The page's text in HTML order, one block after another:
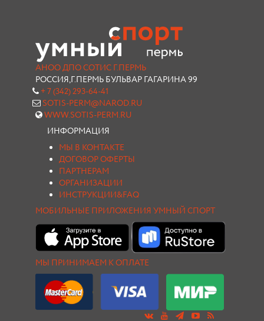
АНОО ДПО СОТИС Г.ПЕРМЬ
РОССИЯ,Г.ПЕРМЬ БУЛЬВАР ГАГАРИНА 99
+ 7 (342) 293-64-41
SOTIS-PERM@NAROD.RU
WWW.SOTIS-PERM.RU
ИНФОРМАЦИЯ
МЫ В КОНТАКТЕ
ДОГОВОР ОФЕРТЫ
ПАРТНЕРАМ
ОРГАНИЗАЦИИ
ИНСТРУКЦИИ&FAQ
МОБИЛЬНЫЕ ПРИЛОЖЕНИЯ УМНЫЙ СПОРТ
МЫ ПРИНИМАЕМ К ОПЛАТЕ